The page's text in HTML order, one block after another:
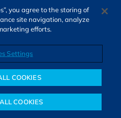
Objetivos financeiros Investimentos Mais
imposto de renda sobre
you agree to the storing of
site navigation, analyze
efforts.
Settings
COOKIES
COOKIES